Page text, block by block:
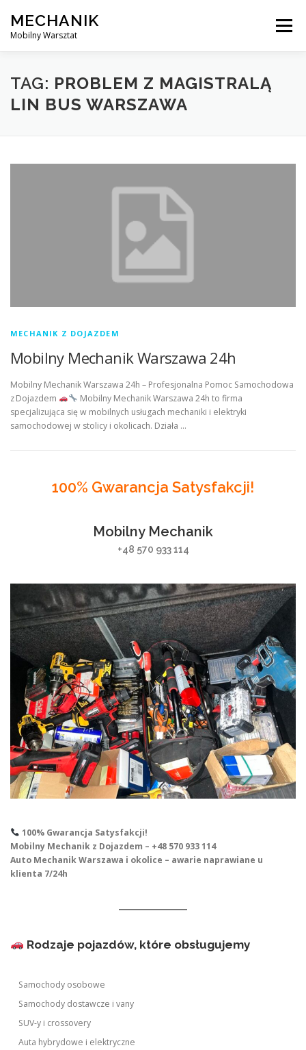
content
MECHANIK
Mobilny Warsztat
Menu
MOBILNY MECHANIK ELEKTRYK SAMOCHODOWY
TAG: PROBLEM Z MAGISTRALĄ
LIN BUS WARSZAWA
MECHANIK Z DOJAZDEM
Mobilny Mechanik Warszawa 24h
Mobilny Mechanik Warszawa 24h – Profesjonalna Pomoc Samochodowa
z Dojazdem
Mobilny Mechanik Warszawa 24h to firma
specjalizująca się w mobilnych usługach mechaniki i elektryki
samochodowej w stolicy i okolicach. Działa …
100% Gwarancja Satysfakcji!
Mobilny Mechanik
+48 570 933 114
100% Gwarancja Satysfakcji!
Mobilny Mechanik z Dojazdem – +48 570 933 114
Auto Mechanik Warszawa i okolice – awarie naprawiane u
klienta 7/24h
Rodzaje pojazdów, które obsługujemy
Samochody osobowe
Samochody dostawcze i vany
SUV-y i crossovery
Auta hybrydowe i elektryczne